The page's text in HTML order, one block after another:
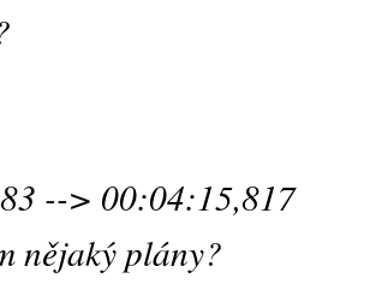
--> 00:04:15,817
nějaký plány?